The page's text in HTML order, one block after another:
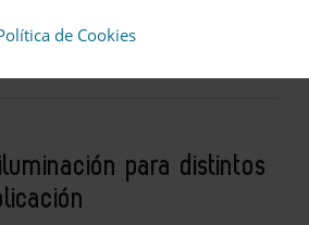
con energía fotovoltaica y solar
para distintos
de Cookies